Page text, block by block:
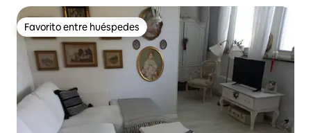
Favorito entre huéspedes
Favorito entre huéspedes